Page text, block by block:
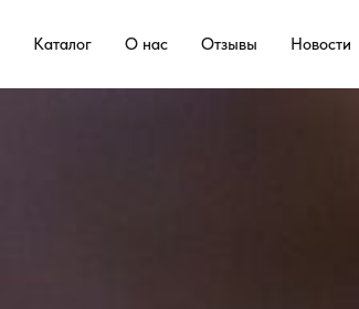
Каталог О нас Отзывы Новости